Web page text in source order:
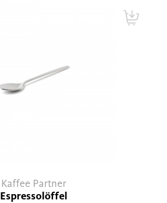
Kaffee Partner
Espressolöffel